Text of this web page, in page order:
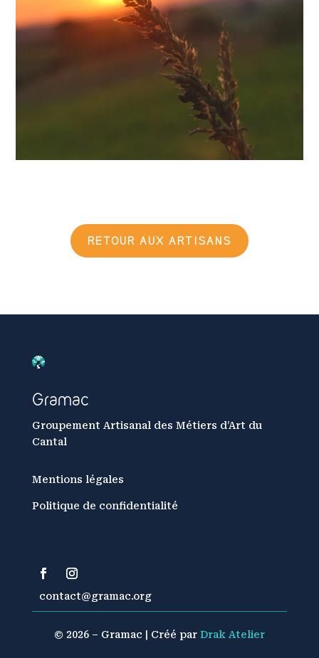
RETOUR AUX ARTISANS
Gramac
Groupement Artisanal des Métiers d’Art du
Cantal
Mentions légales
Politique de confidentialité
contact@gramac.org
© 2026 – Gramac | Créé par Drak Atelier